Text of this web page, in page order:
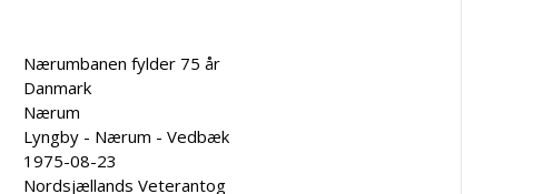
Nærumbanen fylder 75 år
Danmark
Nærum
Lyngby - Nærum - Vedbæk
1975-08-23
Nordsjællands Veterantog